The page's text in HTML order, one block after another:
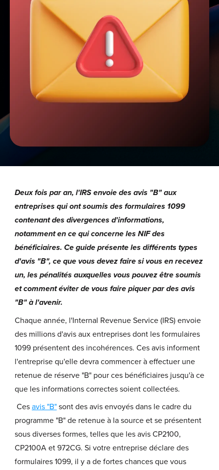
Deux fois par an, l'IRS envoie des avis "B" aux
entreprises qui ont soumis des formulaires 1099
contenant des divergences d'informations,
notamment en ce qui concerne les NIF des
bénéficiaires. Ce guide présente les différents types
d'avis "B", ce que vous devez faire si vous en recevez
un, les pénalités auxquelles vous pouvez être soumis
et comment éviter de vous faire piquer par des avis
"B" à l'avenir.
Chaque année, l'Internal Revenue Service (IRS) envoie
des millions d'avis aux entreprises dont les formulaires
1099 présentent des incohérences. Ces avis informent
l'entreprise qu'elle devra commencer à effectuer une
retenue de réserve "B" pour ces bénéficiaires jusqu'à ce
que les informations correctes soient collectées.
Ces avis "B" sont des avis envoyés dans le cadre du
programme "B" de retenue à la source et se présentent
sous diverses formes, telles que les avis CP2100,
CP2100A et 972CG. Si votre entreprise déclare des
formulaires 1099, il y a de fortes chances que vous